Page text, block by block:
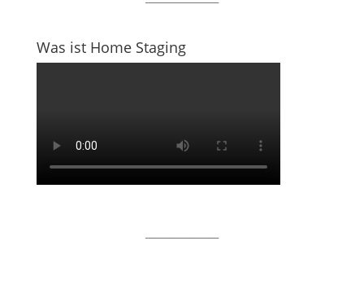
Was ist Home Staging